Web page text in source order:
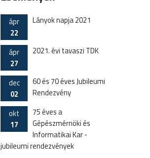
ápr
22
Lányok napja 2021
ápr
27
2021. évi tavaszi TDK
dec
02
60 és 70 éves Jubileumi
Rendezvény
okt
17
75 éves a
Gépészmérnöki és
Informatikai Kar -
jubileumi rendezvények